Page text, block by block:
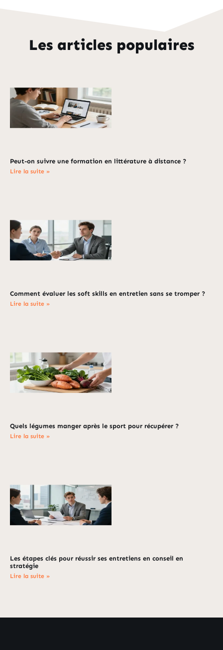
Les articles populaires
Peut-on suivre une formation en littérature à distance ?
Lire la suite »
Comment évaluer les soft skills en entretien sans se tromper ?
Lire la suite »
Quels légumes manger après le sport pour récupérer ?
Lire la suite »
Les étapes clés pour réussir ses entretiens en conseil en
stratégie
Lire la suite »